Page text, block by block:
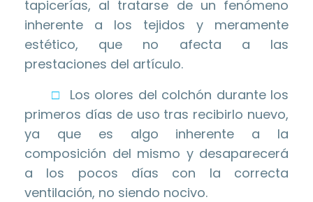
tapicerías, al tratarse de un fenómeno
inherente a los tejidos y meramente
estético, que no afecta a las
prestaciones del artículo.
□
Los olores del colchón durante los
primeros días de uso tras recibirlo nuevo,
ya que es algo inherente a la
composición del mismo y desaparecerá
a los pocos días con la correcta
ventilación, no siendo nocivo.